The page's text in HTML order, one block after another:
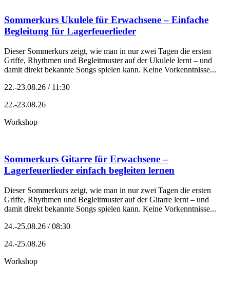
Sommerkurs Ukulele für Erwachsene – Einfache
Begleitung für Lagerfeuerlieder
Dieser Sommerkurs zeigt, wie man in nur zwei Tagen die ersten
Griffe, Rhythmen und Begleitmuster auf der Ukulele lernt – und
damit direkt bekannte Songs spielen kann. Keine Vorkenntnisse...
22.-23.08.26 / 11:30
22.-23.08.26
Workshop
Sommerkurs Gitarre für Erwachsene –
Lagerfeuerlieder einfach begleiten lernen
Dieser Sommerkurs zeigt, wie man in nur zwei Tagen die ersten
Griffe, Rhythmen und Begleitmuster auf der Gitarre lernt – und
damit direkt bekannte Songs spielen kann. Keine Vorkenntnisse...
24.-25.08.26 / 08:30
24.-25.08.26
Workshop